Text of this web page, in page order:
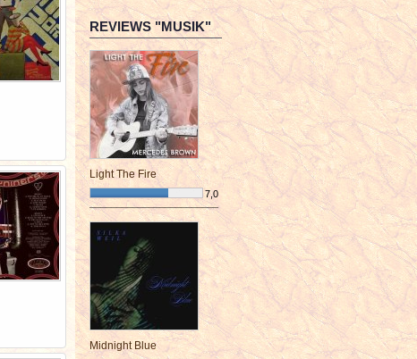
REVIEWS "MUSIK"
Light The Fire
7,0
¯¯¯¯¯¯¯¯¯¯¯¯¯¯¯¯¯¯¯¯¯¯¯¯
Midnight Blue